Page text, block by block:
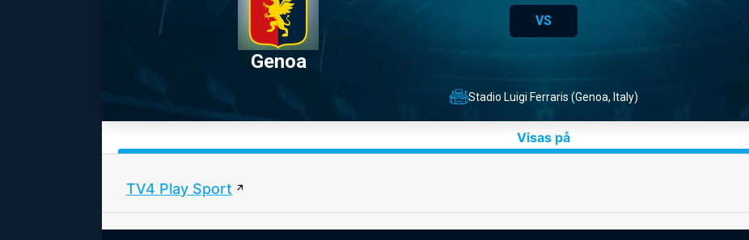
Genoa
VS
Stadio Luigi Ferraris (Genoa, Italy)
Visas på
TV4 Play Sport